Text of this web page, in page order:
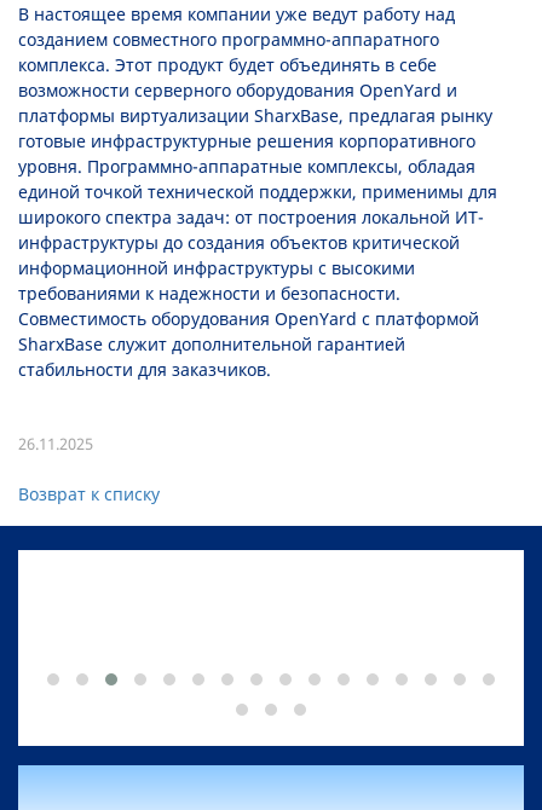
В настоящее время компании уже ведут работу над
созданием совместного программно-аппаратного
комплекса. Этот продукт будет объединять в себе
возможности серверного оборудования OpenYard и
платформы виртуализации SharxBase, предлагая рынку
готовые инфраструктурные решения корпоративного
уровня. Программно-аппаратные комплексы, обладая
единой точкой технической поддержки, применимы для
широкого спектра задач: от построения локальной ИТ-
инфраструктуры до создания объектов критической
информационной инфраструктуры с высокими
требованиями к надежности и безопасности.
Совместимость оборудования OpenYard с платформой
SharxBase служит дополнительной гарантией
стабильности для заказчиков.
26.11.2025
Возврат к списку